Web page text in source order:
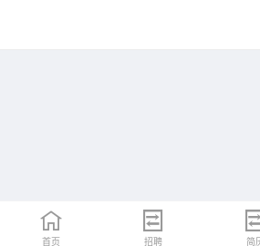
首页 招聘 简